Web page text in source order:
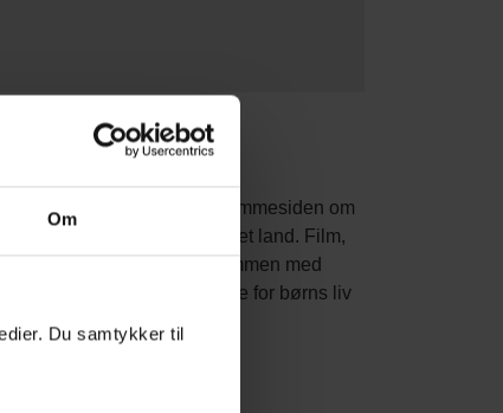
Om
Du samtykker til
og temaet på hjemmesiden om
på jævnaldrende i et andet land. Film,
i klassen. Temaet er sammen med
dem en større forståelse for børns liv
til de enkelte børn.